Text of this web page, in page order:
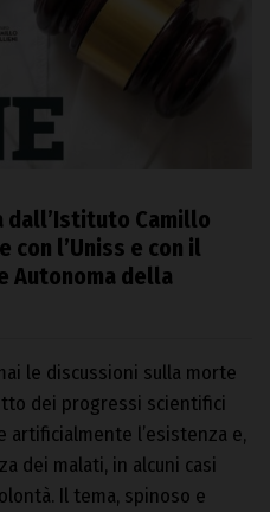
dall’Istituto Camillo
l’Uniss e con il
Autonoma della
le discussioni sulla morte
dei progressi scientifici
artificialmente l’esistenza e,
dei malati, in alcuni casi
Il tema, spinoso e